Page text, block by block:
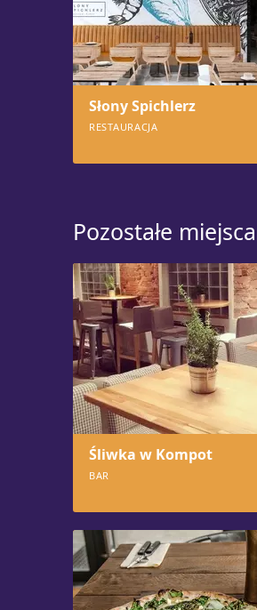
Słony Spichlerz
RESTAURACJA
Pozostałe miejsca
Śliwka w Kompot
BAR